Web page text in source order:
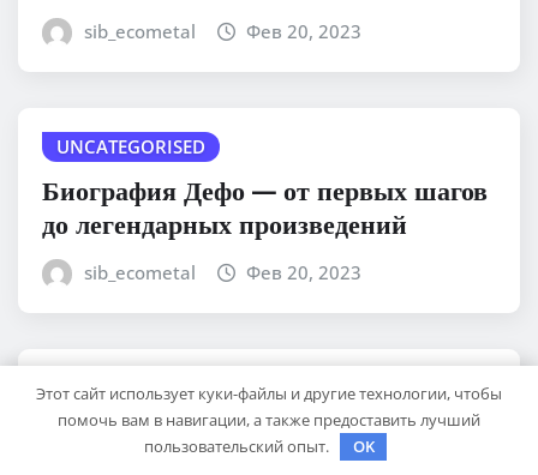
sib_ecometal Фев 20, 2023
UNCATEGORISED
Биография Дефо — от первых шагов
до легендарных произведений
sib_ecometal Фев 20, 2023
UNCATEGORISED
Ликстанов Михаил Исаакович —
биография и достижения
Этот сайт использует куки-файлы и другие технологии, чтобы
помочь вам в навигации, а также предоставить лучший
пользовательский опыт.
OK